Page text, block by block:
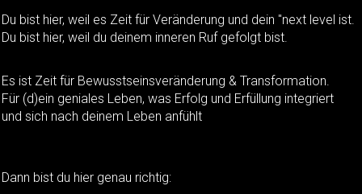
Du bist hier, weil es Zeit für Veränderung und dein "next level ist.
Du bist hier, weil du deinem inneren Ruf gefolgt bist.
Es ist Zeit für Bewusstseinsveränderung & Transformation.
Für (d)ein geniales Leben, was Erfolg und Erfüllung integriert
und sich nach deinem Leben anfühlt
Dann bist du hier genau richtig: